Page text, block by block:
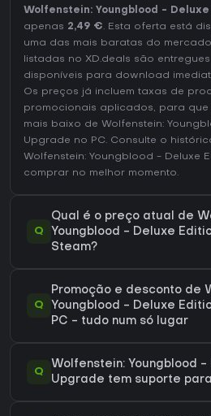
Wolfenstein: Youngblood -
apenas 2,49 €. Esta oferta está
uma das mais baratas do
listadas no XD.deals são
disponíveis para download
Os preços já incluem taxas de
promocionais aplicados, para que
mais baixo de Wolfenstein:
Upgrade no PC. Consulte o
Wolfenstein: Youngblood - Deluxe
comprar no melhor momento.
Q
Qual é o preço atual de
Youngblood - Deluxe
Steam?
Q
Promoção e desconto de
Youngblood - Deluxe
PC - tudo num só lugar
Q
Wolfenstein: Youngblood -
Upgrade tem suporte